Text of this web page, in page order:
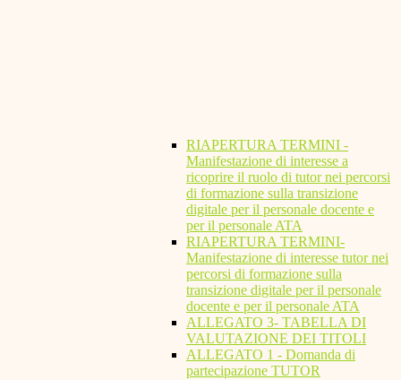
RIAPERTURA TERMINI -
Manifestazione di interesse a
ricoprire il ruolo di tutor nei percorsi
di formazione sulla transizione
digitale per il personale docente e
per il personale ATA
RIAPERTURA TERMINI-
Manifestazione di interesse tutor nei
percorsi di formazione sulla
transizione digitale per il personale
docente e per il personale ATA
ALLEGATO 3- TABELLA DI
VALUTAZIONE DEI TITOLI
ALLEGATO 1 - Domanda di
partecipazione TUTOR